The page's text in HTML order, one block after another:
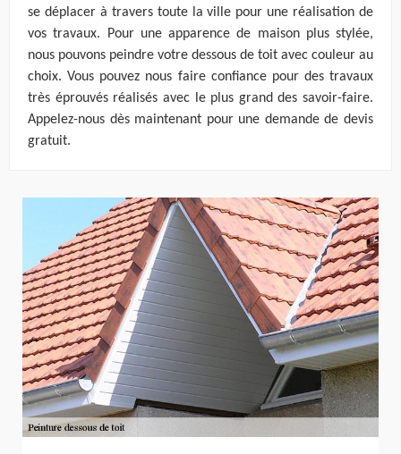
se déplacer à travers toute la ville pour une réalisation de
vos travaux. Pour une apparence de maison plus stylée,
nous pouvons peindre votre dessous de toit avec couleur au
choix. Vous pouvez nous faire confiance pour des travaux
très éprouvés réalisés avec le plus grand des savoir-faire.
Appelez-nous dès maintenant pour une demande de devis
gratuit.